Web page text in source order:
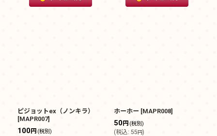
ピジョットex（ノンキラ）
[MAPR007]
100円 (税別)
ホーホー [MAPR008]
50円 (税別)
(税込: 55円)